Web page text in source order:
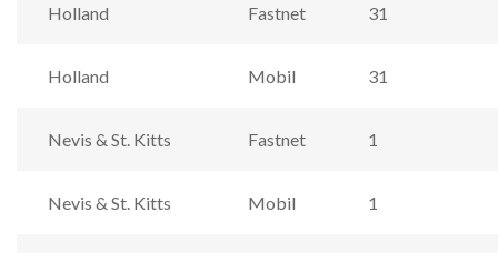
Holland Fastnet 31
Holland Mobil 31
Nevis & St. Kitts Fastnet 1
Nevis & St. Kitts Mobil 1